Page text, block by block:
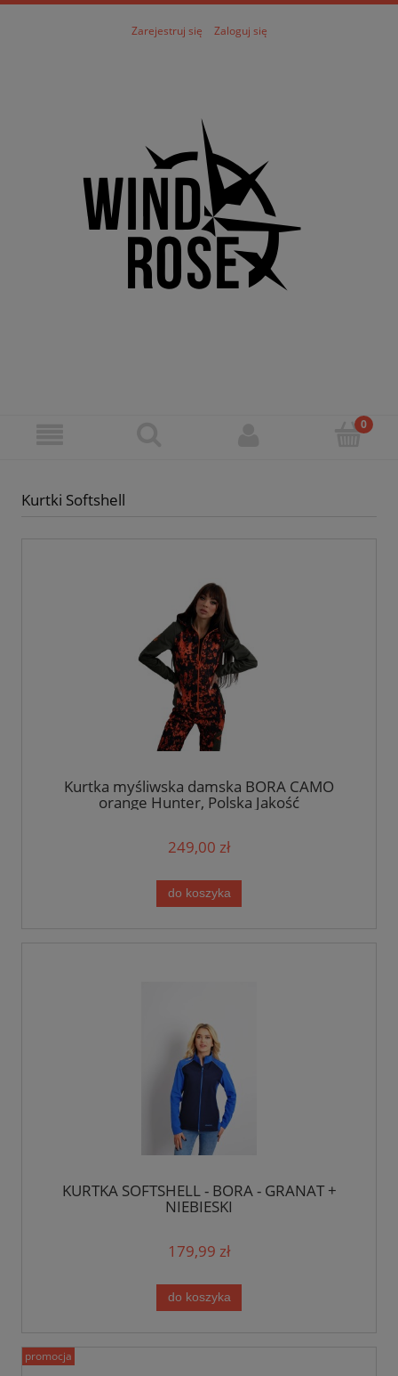
Zarejestruj się Zaloguj się
Kurtki Softshell
Kurtka myśliwska damska BORA CAMO
orange Hunter, Polska Jakość
249,00 zł
do koszyka
KURTKA SOFTSHELL - BORA - GRANAT +
NIEBIESKI
179,99 zł
do koszyka
promocja